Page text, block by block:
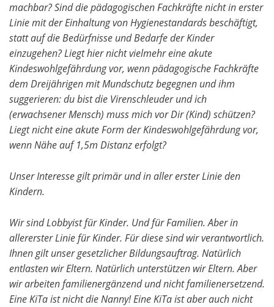
machbar? Sind die pädagogischen Fachkräfte nicht in erster
Linie mit der Einhaltung von Hygienestandards beschäftigt,
statt auf die Bedürfnisse und Bedarfe der Kinder
einzugehen? Liegt hier nicht vielmehr eine akute
Kindeswohlgefährdung vor, wenn pädagogische Fachkräfte
dem Dreijährigen mit Mundschutz begegnen und ihm
suggerieren: du bist die Virenschleuder und ich
(erwachsener Mensch) muss mich vor Dir (Kind) schützen?
Liegt nicht eine akute Form der Kindeswohlgefährdung vor,
wenn Nähe auf 1,5m Distanz erfolgt?
Unser Interesse gilt primär und in aller erster Linie den
Kindern.
Wir sind Lobbyist für Kinder. Und für Familien. Aber in
allererster Linie für Kinder. Für diese sind wir verantwortlich.
Ihnen gilt unser gesetzlicher Bildungsauftrag. Natürlich
entlasten wir Eltern. Natürlich unterstützen wir Eltern. Aber
wir arbeiten familienergänzend und nicht familienersetzend.
Eine KiTa ist nicht die Nanny! Eine KiTa ist aber auch nicht